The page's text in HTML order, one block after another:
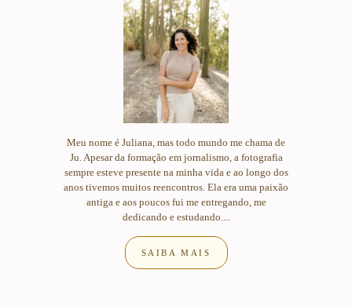
Meu nome é Juliana, mas todo mundo me chama de
Ju. Apesar da formação em jornalismo, a fotografia
sempre esteve presente na minha vida e ao longo dos
anos tivemos muitos reencontros. Ela era uma paixão
antiga e aos poucos fui me entregando, me
dedicando e estudando....
SAIBA MAIS